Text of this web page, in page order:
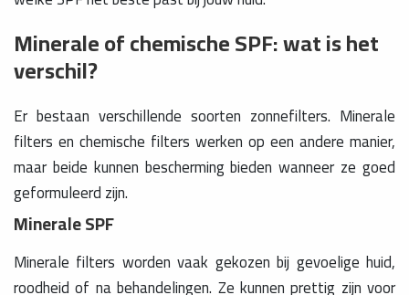
Minerale of chemische SPF: wat is het
verschil?
Er bestaan verschillende soorten zonnefilters. Minerale
filters en chemische filters werken op een andere manier,
maar beide kunnen bescherming bieden wanneer ze goed
geformuleerd zijn.
Minerale SPF
Minerale filters worden vaak gekozen bij gevoelige huid,
roodheid of na behandelingen. Ze kunnen prettig zijn voor